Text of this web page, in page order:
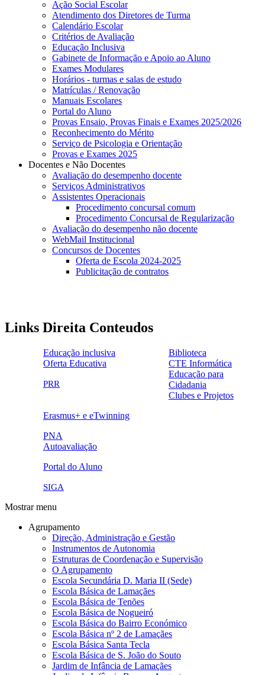
Ação Social Escolar
Atendimento dos Diretores de Turma
Calendário Escolar
Critérios de Avaliação
Educação Inclusiva
Gabinete de Informação e Apoio ao Aluno
Exames Modulares
Horários - turmas e salas de estudo
Matrículas / Renovação
Manuais Escolares
Portal do Aluno
Provas Ensaio, Provas Finais e Exames 2025/2026
Reconhecimento do Mérito
Serviço de Psicologia e Orientação
Provas e Exames 2025
Docentes e Não Docentes
Avaliação do desempenho docente
Serviços Administrativos
Assistentes Operacionais
Procedimento concursal comum
Procedimento Concursal de Regularização
Avaliação do desempenho não docente
WebMail Institucional
Concursos de Docentes
Oferta de Escola 2024-2025
Publicitação de contratos
Links Direita Conteudos
ensinoinclusivo.png
Educação inclusiva
link1.png
Biblioteca
oferta_edu.png
Oferta Educativa
cte2.png
CTE Informática
selo_importancia_estrategica.png
PRR
logo_epc_2.png
Educação para
Cidadania
Clubes e Projetos
ue.png.png
Erasmus+ e eTwinning
pna.png
PNA
eye-42848_640.png
Autoavaliação
link4.png
Portal do Aluno
SIGA
Mostrar menu
Agrupamento
Direção, Administração e Gestão
Instrumentos de Autonomia
Estruturas de Coordenação e Supervisão
O Agrupamento
Escola Secundária D. Maria II (Sede)
Escola Básica de Lamaçães
Escola Básica de Tenões
Escola Básica de Nogueiró
Escola Básica do Bairro Económico
Escola Básica nº 2 de Lamaçães
Escola Básica Santa Tecla
Escola Básica de S. João do Souto
Jardim de Infância de Lamaçães